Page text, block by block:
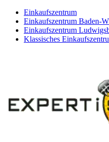
Einkaufszentrum
Einkaufszentrum Baden-
Einkaufszentrum
Klassisches